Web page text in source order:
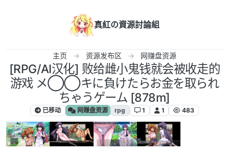
真紅の資源討論組
主页 资源发布区 网赚盘资源
[RPG/AI汉化] 败给雌小鬼钱就会被收走的
游戏 メ◯◯キに負けたらお金を取られ
ちゃうゲーム [878m]
已移动 网赚盘资源 rpg 1 1 483